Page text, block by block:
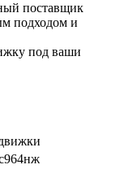
поставщик
подходом и
под ваши